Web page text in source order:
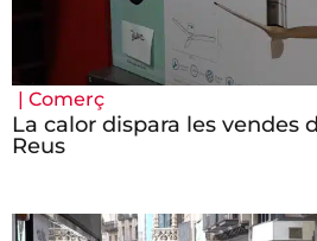
| Comerç
La calor dispara les vendes
Reus